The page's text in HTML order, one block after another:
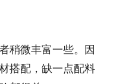
稍微丰富一些。因
搭配，缺一点配料